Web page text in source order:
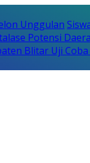
Unggulan
Potensi
Blitar Uji